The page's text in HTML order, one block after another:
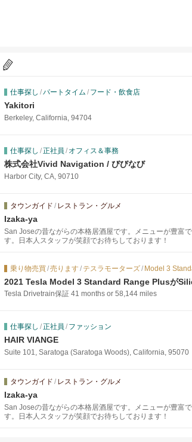
仕事探し /パートタイム / フード・飲食店
Yakitori
Berkeley, California, 94704
仕事探し /正社員 / オフィス＆事務
株式会社Vivid Navigation / びびなび
Harbor City, CA, 90710
タウンガイド / レストラン・グルメ
Izaka-ya
San Joseの昔ながらの本格居酒屋です。メニューが豊富
す。日本人スタッフが笑顔でお待ちしております！
乗り物売買 /売ります/ テスラモーターズ/ Model 3
2021 Tesla Model 3 Standard Range Plusが
Tesla Drivetrain保証 41 months or 58,144 miles
仕事探し /正社員 / ファッション
HAIR VIANGE
Suite 101, Saratoga (Saratoga Woods), California, 95070
タウンガイド / レストラン・グルメ
Izaka-ya
San Joseの昔ながらの本格居酒屋です。メニューが豊富
す。日本人スタッフが笑顔でお待ちしております！